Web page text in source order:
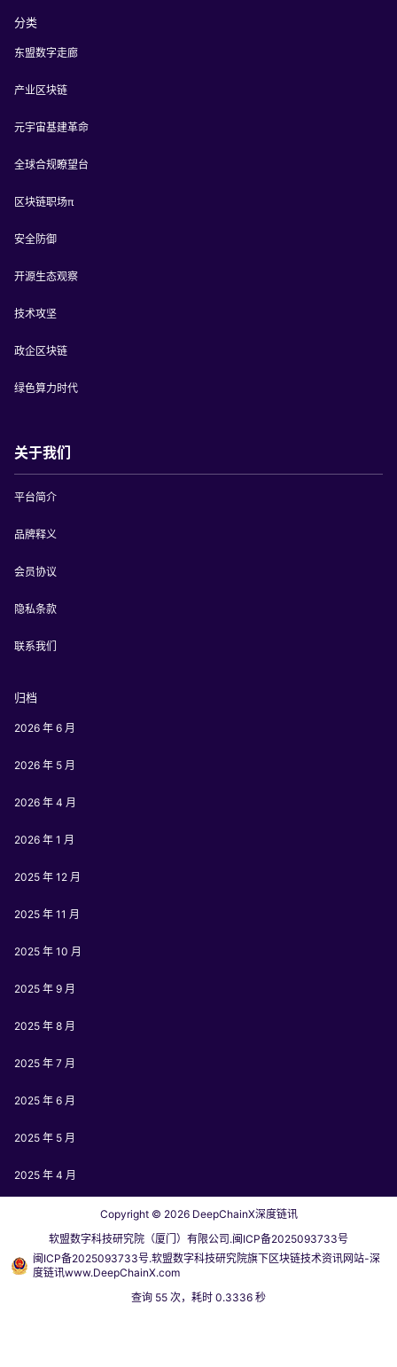
分类
东盟数字走廊
产业区块链
元宇宙基建革命
全球合规瞭望台
区块链职场π
安全防御
开源生态观察
技术攻坚
政企区块链
绿色算力时代
关于我们
平台简介
品牌释义
会员协议
隐私条款
联系我们
归档
2026 年 6 月
2026 年 5 月
2026 年 4 月
2026 年 1 月
2025 年 12 月
2025 年 11 月
2025 年 10 月
2025 年 9 月
2025 年 8 月
2025 年 7 月
2025 年 6 月
2025 年 5 月
2025 年 4 月
Copyright © 2026DeepChainX深度链讯
软盟数字科技研究院（厦门）有限公司.闽ICP备2025093733号
闽ICP备2025093733号.软盟数字科技研究院旗下区块链技术资讯网站-深
度链讯www.DeepChainX.com
查询 55 次，耗时 0.3336 秒